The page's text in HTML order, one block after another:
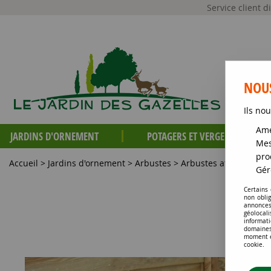
Service client
JARDINS D'ORNEMENT POTAGERS ET VERGERS
Accueil > Jardins d'ornement > Arbustes > Arbustes attractifs
Ils
Certains
non
moment
cookie.